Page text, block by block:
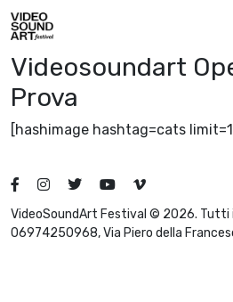
Vai al contenuto
Video Sound Art
Videosoundart
Prova
[hashimage hashtag=cats
VideoSoundArt Festival © 2026. Tutti
06974250968, Via Piero della